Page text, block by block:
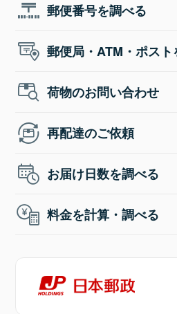
郵便番号を調べる
郵便局・ATM・ポス
荷物のお問い合わせ
再配達のご依頼
お届け日数を調べる
料金を計算・調べる